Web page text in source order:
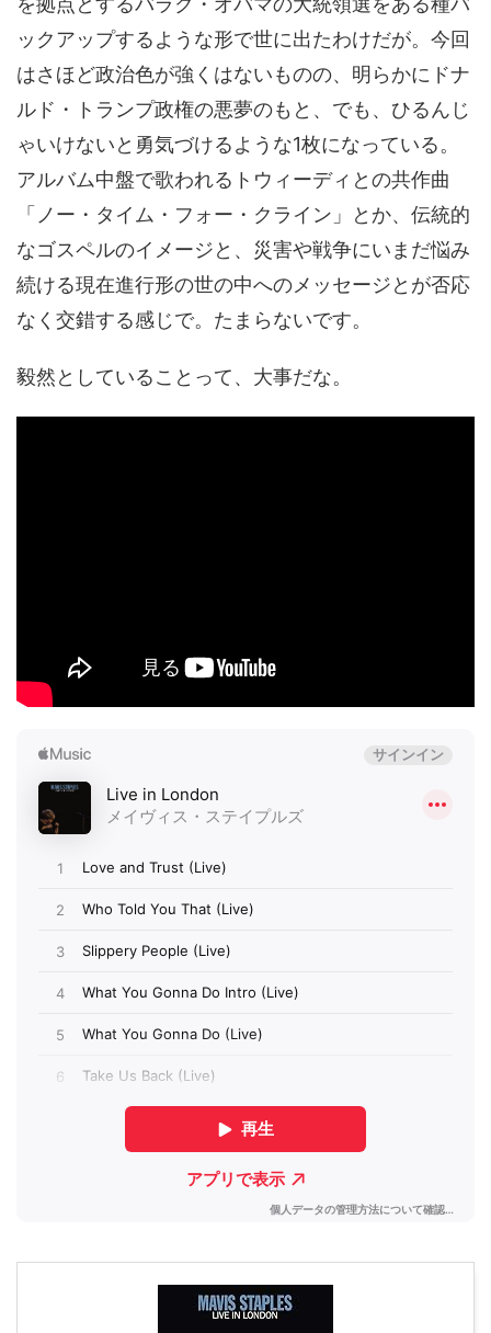
ックアップするような形で世に出たわけだが。今回
はさほど政治色が強くはないものの、明らかにドナ
ルド・トランプ政権の悪夢のもと、でも、ひるんじ
ゃいけないと勇気づけるような1枚になっている。
アルバム中盤で歌われるトウィーディとの共作曲
「ノー・タイム・フォー・クライン」とか、伝統的
なゴスペルのイメージと、災害や戦争にいまだ悩み
続ける現在進行形の世の中へのメッセージとが否応
なく交錯する感じで。たまらないです。
毅然としていることって、大事だな。